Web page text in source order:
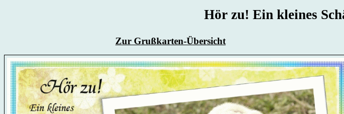
Hör zu! Ein kleines
Zur Grußkarten-Übersicht